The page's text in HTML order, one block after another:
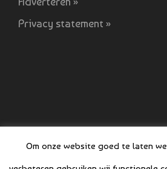
Privacy statement »
Om onze website goed te laten